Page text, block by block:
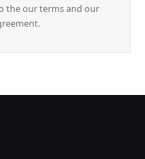
the our terms and our